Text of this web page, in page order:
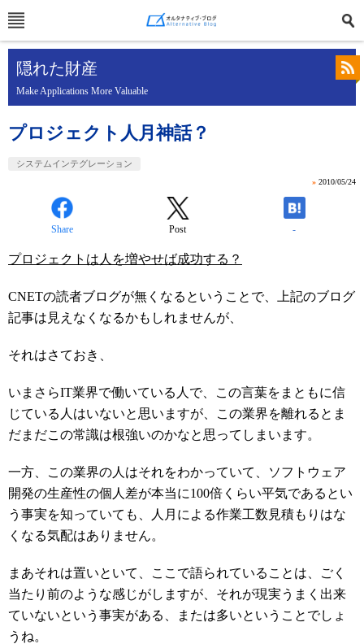
隠れた財産
Make Applications More Valuable
プロジェクト人月神話？
システムインテグレーション
» 2010/05/24
Share Post -
プロジェクトは人を増やせば成功する？
CNETの読者ブログが無くなるということで、上記のブログ
記事は見えなくなるかもしれませんが、
それはさておき、
いまさらIT業界で働いている人で、この言葉をまともに信
じている人はいないと思いますが、この業界を離れるとま
だまだこの常識は根強いのかなと思ってしまいます。
一方、この業界の人はそれをわかっていて、ソフトウェア
開発の生産性の個人差が本当に100倍くらい平気であるとい
う事実を知っていても、人月による作業工数見積もりはな
くなる気配はありません。
まあそれは置いといて、ここで語られていることは、ごく
当たり前のような感じがしますが、それが現実うまく出来
ていないという事実がある、または多いということでしょ
うね。